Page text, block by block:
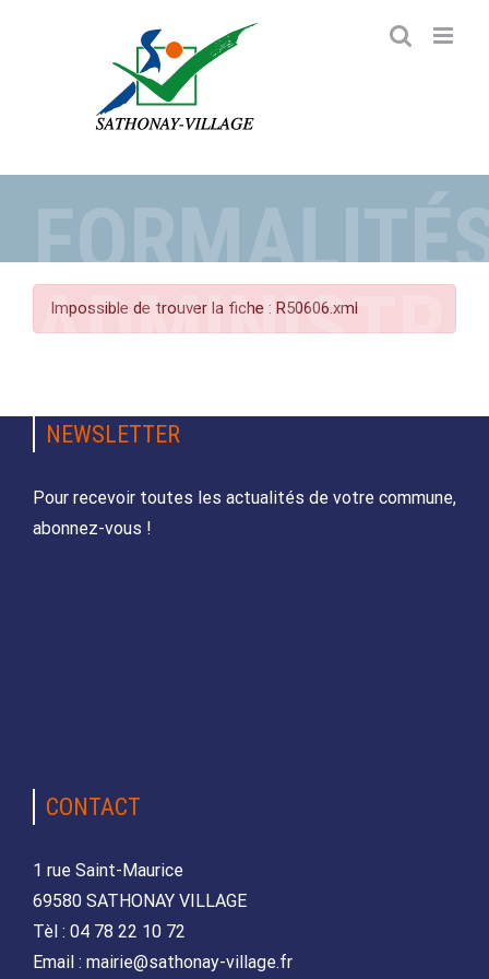
Impossible de trouver la fiche : R50606.xml
NEWSLETTER
Pour recevoir toutes les actualités de votre commune,
abonnez-vous !
CONTACT
1 rue Saint-Maurice
69580 SATHONAY VILLAGE
Tèl : 04 78 22 10 72
Email : mairie@sathonay-village.fr